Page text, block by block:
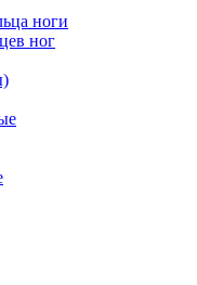
ноги
ног